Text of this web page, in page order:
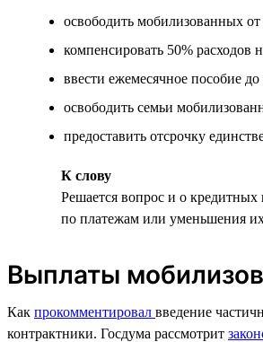
освободить мобилизованных
компенсировать 50%
ввести ежемесячное пособие
освободить семьи
предоставить отсрочку
К слову
Решается вопрос и о
по платежам или уменьшения
Выплаты
Как прокомментировал введение
контрактники. Госдума рассмотрит